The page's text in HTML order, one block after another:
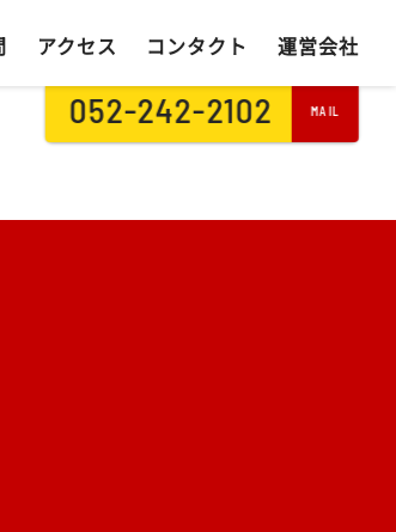
アクセス コンタクト 運営会社
052-242-2102 MAIL